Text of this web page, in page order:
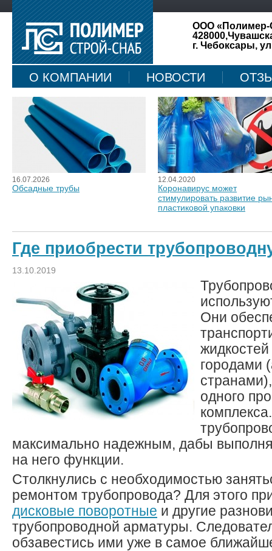
ООО «Полимер-
г. Чебоксары,
О КОМПАНИИ НОВОСТИ
КАРТА САЙТА
16.07.2026
Обсадные трубы
12.04.2020
Коронавирус может
стимулировать развитие
пластиковой упаковки
Где приобрести
13.10.2019
Они
городами
одного
максимально надежным, дабы
на него функции.
Столкнулись с необходимостью
ремонтом трубопровода? Для этого
дисковые поворотные и другие
трубопроводной арматуры.
обзавестись ими уже в самое